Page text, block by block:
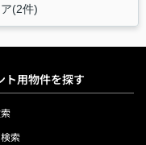
(2件)
ト用物件を探す
索